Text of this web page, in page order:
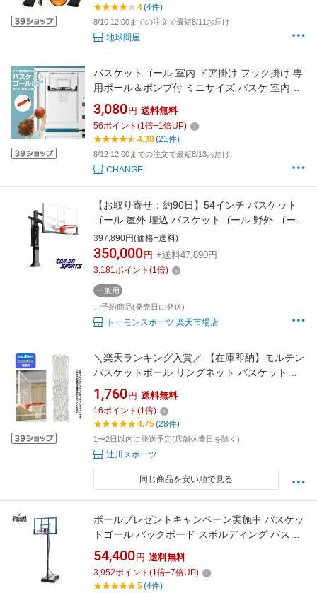
4(4件)
8/10 12:00までの注文で最短8/11お届け
地球問屋
バスケットゴール 室内 ドア掛け フック掛け 専
用ボール＆ポンプ付 ミニサイズ バスケ 室内用
子ども用 ダンク 練習 自宅
3,080 円 送料無料
56ポイント (1倍+1倍UP)
4.38(21件)
8/12 12:00までの注文で最短8/13お届け
CHANGE
【お取り寄せ：約90日】54インチ バスケット
ゴール 屋外 埋込 バスケットゴール 野外 ゴール
ネット ミニバス 一般 公式サイズ 練習用 プロ用
バスケ ゴール バスケゴール ストリートバスケ
埋込ゴール 埋込式バスケットゴール 埋込式 ゴ
397,890円(価格+送料)
350,000 円 +送料47,890円
3,181ポイント (1倍)
一般用
ご予約商品(発売日に発送)
トーモンスポーツ 楽天市場店
＼楽天ランキング入賞／ 【在庫即納】モルテン
バスケットボール リングネット バスケットリ
ングネット モルテン バスケ リングネット
〔MOLTEN BRN〕※1個販売
1,760 円 送料無料
16ポイント (1倍)
4.75(28件)
1〜2日以内に発送予定(店舗休業日を除く)
辻川スポーツ
同じ商品を安い順で見る
ボールプレゼントキャンペーン実施中 バスケッ
トゴール バックボード スポルディング バスケ
ットボール 48インチ ゲームタイムシリーズ
7A1655CN 自宅・家庭用 屋外用 練習用
SPALDING 組立サービスなし
54,400 円 送料無料
3,952ポイント (1倍+7倍UP)
5(4件)